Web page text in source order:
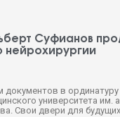
Суфианов
нейрохирургии
в
университета им.
Свои двери для